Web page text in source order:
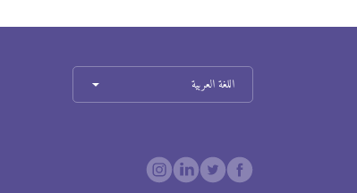
اللغة العربية